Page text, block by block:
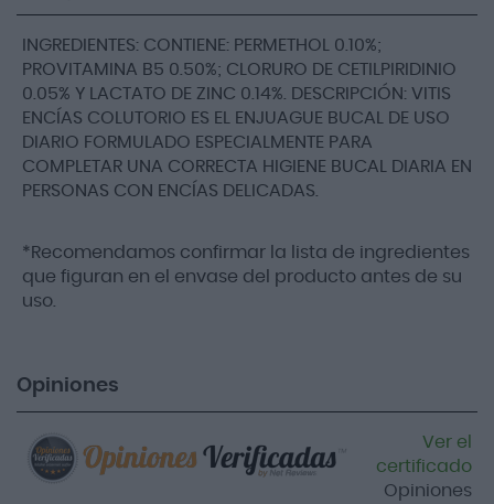
INGREDIENTES: CONTIENE: PERMETHOL 0.10%;
PROVITAMINA B5 0.50%; CLORURO DE CETILPIRIDINIO
0.05% Y LACTATO DE ZINC 0.14%. DESCRIPCIÓN: VITIS
ENCÍAS COLUTORIO ES EL ENJUAGUE BUCAL DE USO
DIARIO FORMULADO ESPECIALMENTE PARA
COMPLETAR UNA CORRECTA HIGIENE BUCAL DIARIA EN
PERSONAS CON ENCÍAS DELICADAS.
*Recomendamos confirmar la lista de ingredientes
que figuran en el envase del producto antes de su
uso.
Opiniones
Ver el
certificado
Opiniones